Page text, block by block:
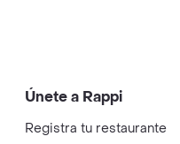
Únete a Rappi
Registra tu restaurante